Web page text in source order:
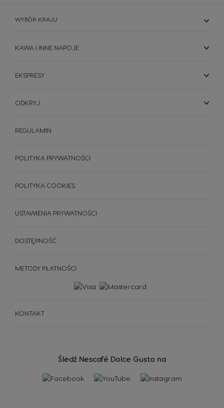
NAPOJE
EKSPRESY
WYBÓR KRAJU
KAWA I INNE NAPOJE
EKSPRESY
ODKRYJ
Śledź Nescafé Dolce Gusto na
METODY PŁATNOŚCI
KONTAKT
REGULAMIN
POLITYKA PRYWATNOŚCI
POLITYKA COOKIES
USTAWIENIA PRYWATNOŚCI
DOSTĘPNOŚĆ